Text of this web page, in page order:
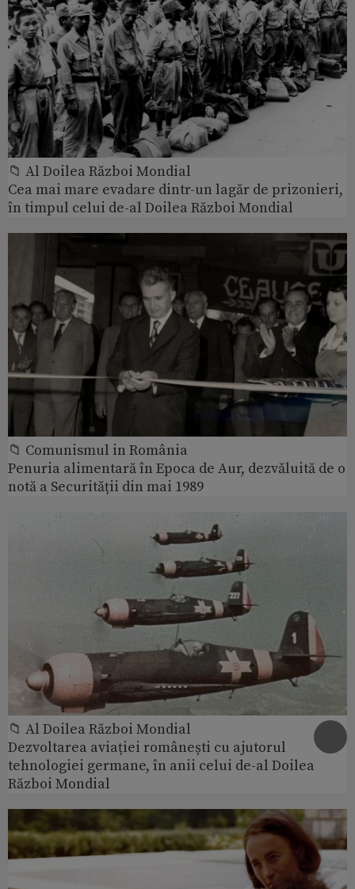
📁 Al Doilea Război Mondial
Cea mai mare evadare dintr-un lagăr de prizonieri,
în timpul celui de-al Doilea Război Mondial
📁 Comunismul in România
Penuria alimentară în Epoca de Aur, dezvăluită de o
notă a Securității din mai 1989
📁 Al Doilea Război Mondial
Dezvoltarea aviației românești cu ajutorul
tehnologiei germane, în anii celui de-al Doilea
Război Mondial